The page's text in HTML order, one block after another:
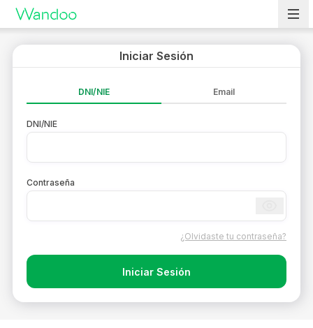
Vete a casa
Iniciar Sesión
DNI/NIE Email
DNI/NIE
Contraseña
¿Olvidaste tu contraseña?
Iniciar Sesión